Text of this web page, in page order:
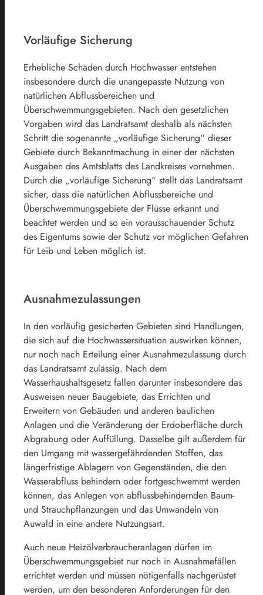
Vorläufige Sicherung
Erhebliche Schäden durch Hochwasser entstehen
insbesondere durch die unangepasste Nutzung von
natürlichen Abflussbereichen und
Überschwemmungsgebieten. Nach den gesetzlichen
Vorgaben wird das Landratsamt deshalb als nächsten
Schritt die sogenannte „vorläufige Sicherung“ dieser
Gebiete durch Bekanntmachung in einer der nächsten
Ausgaben des Amtsblatts des Landkreises vornehmen.
Durch die „vorläufige Sicherung“ stellt das Landratsamt
sicher, dass die natürlichen Abflussbereiche und
Überschwemmungsgebiete der Flüsse erkannt und
beachtet werden und so ein vorausschauender Schutz
des Eigentums sowie der Schutz vor möglichen Gefahren
für Leib und Leben möglich ist.
Ausnahmezulassungen
In den vorläufig gesicherten Gebieten sind Handlungen,
die sich auf die Hochwassersituation auswirken können,
nur noch nach Erteilung einer Ausnahmezulassung durch
das Landratsamt zulässig. Nach dem
Wasserhaushaltsgesetz fallen darunter insbesondere das
Ausweisen neuer Baugebiete, das Errichten und
Erweitern von Gebäuden und anderen baulichen
Anlagen und die Veränderung der Erdoberfläche durch
Abgrabung oder Auffüllung. Dasselbe gilt außerdem für
den Umgang mit wassergefährdenden Stoffen, das
längerfristige Ablagern von Gegenständen, die den
Wasserabfluss behindern oder fortgeschwemmt werden
können, das Anlegen von abflussbehindernden Baum-
und Strauchpflanzungen und das Umwandeln von
Auwald in eine andere Nutzungsart.
Auch neue Heizölverbraucheranlagen dürfen im
Überschwemmungsgebiet nur noch in Ausnahmefällen
errichtet werden und müssen nötigenfalls nachgerüstet
werden, um den besonderen Anforderungen für den